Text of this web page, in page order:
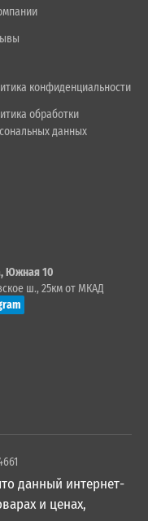
конфиденциальности
обработки
данных
Южная 10
ш., 25км от МКАД
данный интернет-
и ценах,